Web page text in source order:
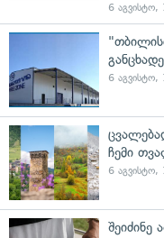
6 აგვისტო,
6 აგვისტო,
ჩემი
6 აგვისტო,
შეიძინე